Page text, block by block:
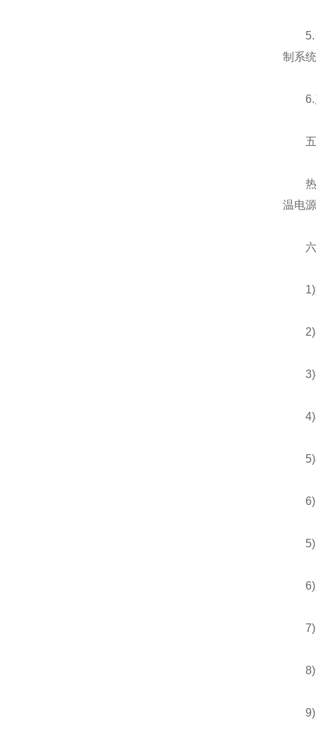
5.安
制系
6.产
五
热水
温电
六、
1)
2)
3)额
4)
5)额
6)出
5)
6)
7)安
8)
9)产